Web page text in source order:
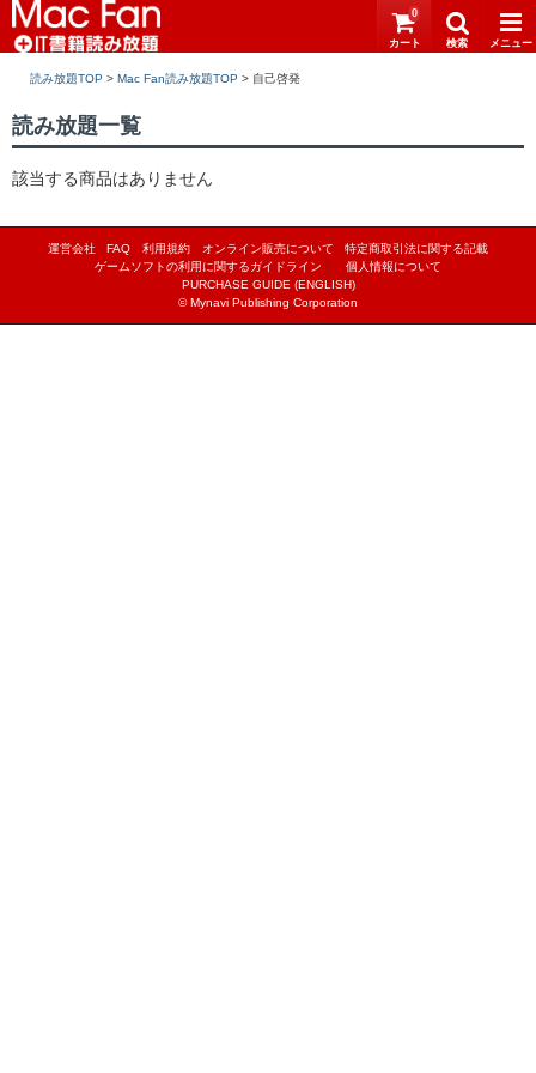
読み放題TOP > Mac Fan読み放題TOP >
0
読み放題一覧
該当する商品はありません
運営会社 FAQ 利用規約 オンライン販売について
特定商取引法に関する記載
ゲームソフトの利用に関するガイドライン
個人情報について
PURCHASE GUIDE (ENGLISH)
© Mynavi Publishing Corporation